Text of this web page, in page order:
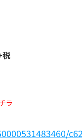
税
ラ